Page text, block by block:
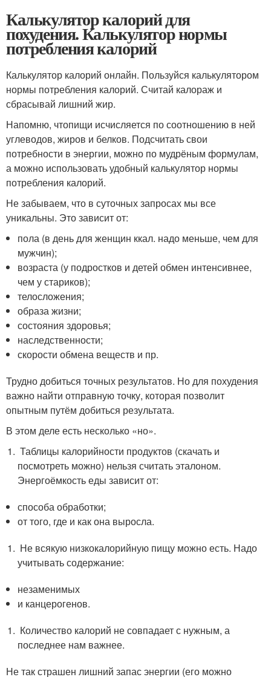
Калькулятор калорий для
похудения. Калькулятор нормы
потребления калорий
Калькулятор калорий онлайн. Пользуйся калькулятором
нормы потребления калорий. Считай калораж и
сбрасывай лишний жир.
Напомню, чтопищи исчисляется по соотношению в ней
углеводов, жиров и белков. Подсчитать свои
потребности в энергии, можно по мудрёным формулам,
а можно использовать удобный калькулятор нормы
потребления калорий.
Не забываем, что в суточных запросах мы все
уникальны. Это зависит от:
пола (в день для женщин ккал. надо меньше, чем для
мужчин);
возраста (у подростков и детей обмен интенсивнее,
чем у стариков);
телосложения;
образа жизни;
состояния здоровья;
наследственности;
скорости обмена веществ и пр.
Трудно добиться точных результатов. Но для похудения
важно найти отправную точку, которая позволит
опытным путём добиться результата.
В этом деле есть несколько «но».
Таблицы калорийности продуктов (скачать и
посмотреть можно) нельзя считать эталоном.
Энергоёмкость еды зависит от:
способа обработки;
от того, где и как она выросла.
Не всякую низкокалорийную пищу можно есть. Надо
учитывать содержание:
незаменимых
и канцерогенов.
Количество калорий не совпадает с нужным, а
последнее нам важнее.
Не так страшен лишний запас энергии (его можно